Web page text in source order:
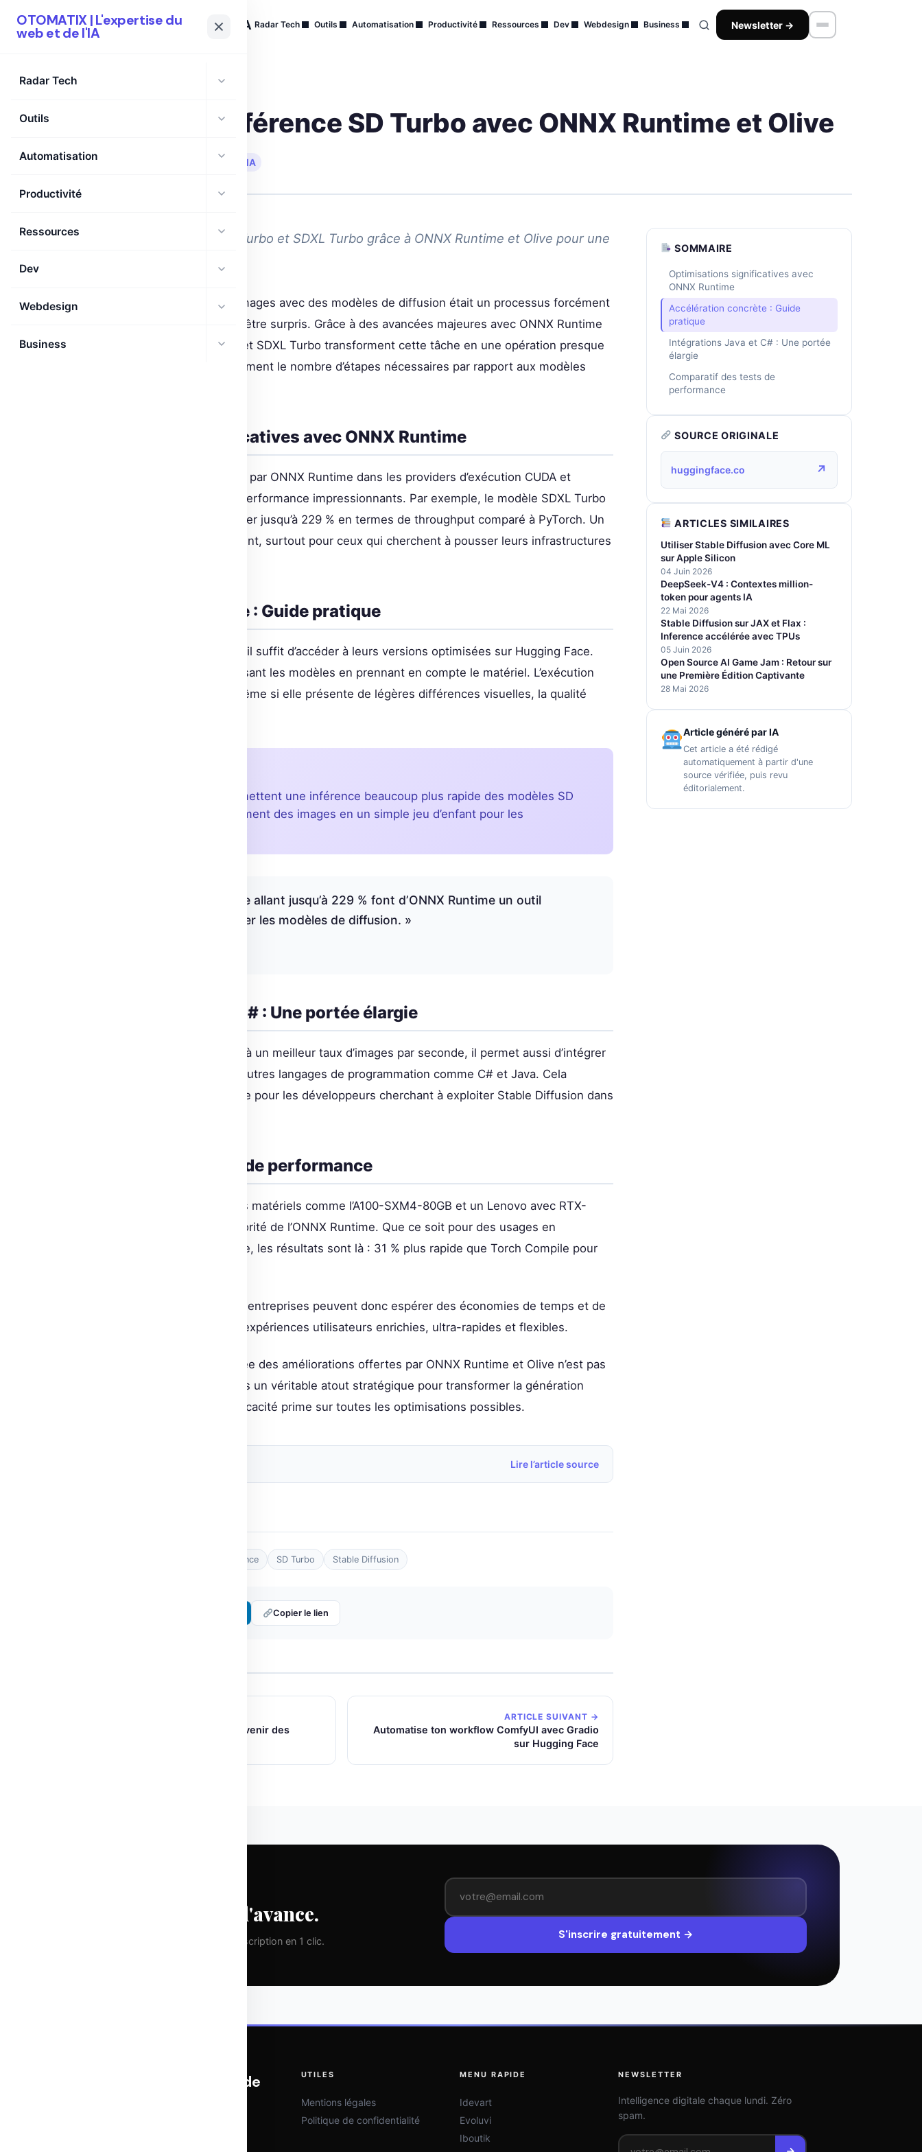
OTOMATIX| L'expertise du web et de l'IA Radar Tech Outils Automatisation Productivité Ressources Dev Webdesign Business Newsletter →
OTOMATIX | L'expertise du
web et de l'IA
Radar Tech
Outils
Automatisation
Productivité
Ressources
Dev
Webdesign
Business
Améliorer l’inférence SD Turbo avec ONNX Runtime et Olive
🗓 24 Mai 2026 ⏱ 9 min de lecture IA
Boostez vos modèles SD Turbo et SDXL Turbo grâce à ONNX Runtime et Olive pour une
Si tu pensais que générer des images avec des modèles de diffusion était un processus forcément
long et complexe, prépare-toi à être surpris. Grâce à des avancées majeures avec ONNX Runtime
et Olive, les modèles SD Turbo et SDXL Turbo transforment cette tâche en une opération presque
instantanée, réduisant drastiquement le nombre d’étapes nécessaires par rapport aux modèles
Optimisations significatives avec ONNX Runtime
Les optimisations implémentées par ONNX Runtime dans les providers d’exécution CUDA et
TensorRT offrent des gains de performance impressionnants. Par exemple, le modèle SDXL Turbo
a vu ses performances augmenter jusqu’à 229 % en termes de throughput comparé à PyTorch. Un
chiffre qui ne laisse pas indifférent, surtout pour ceux qui cherchent à pousser leurs infrastructures
Accélération concrète : Guide pratique
Pour intégrer ces améliorations, il suffit d’accéder à leurs versions optimisées sur Hugging Face.
Olive joue ici un rôle key, optimisant les modèles en prennant en compte le matériel. L’exécution
avec fp16 VAE est conseillée, même si elle présente de légères différences visuelles, la qualité
ONNX Runtime et Olive permettent une inférence beaucoup plus rapide des modèles SD
Turbo, transformant le traitement des images en un simple jeu d’enfant pour les
« Les gains de performance allant jusqu’à 229 % font d’ONNX Runtime un outil
incontournable pour booster les modèles de diffusion. »
Intégrations Java et C# : Une portée élargie
ONNX Runtime ne se limite pas à un meilleur taux d’images par seconde, il permet aussi d’intégrer
facilement ces modèles dans d’autres langages de programmation comme C# et Java. Cela
représente un atout considérable pour les développeurs cherchant à exploiter Stable Diffusion dans
Comparatif des tests de performance
Les benchmarks réalisés sur des matériels comme l’A100-SXM4-80GB et un Lenovo avec RTX-
4090 GPU démontrent la supériorité de l’ONNX Runtime. Que ce soit pour des usages en
dynamique ou en format statique, les résultats sont là : 31 % plus rapide que Torch Compile pour
En adoptant ONNX Runtime, les entreprises peuvent donc espérer des économies de temps et de
ressources, tout en offrant des expériences utilisateurs enrichies, ultra-rapides et flexibles.
Finalement, l’adoption généralisée des améliorations offertes par ONNX Runtime et Olive n’est pas
qu’une question de chiffres, mais un véritable atout stratégique pour transformer la génération
d’images via diffusion, là où l’efficacité prime sur toutes les optimisations possibles.
Lire l’article source
performance SD Turbo Stable Diffusion
Copier le lien
Optimisation par Préférences : l’Avenir des
ARTICLE SUIVANT →
Automatise ton workflow ComfyUI avec Gradio
sur Hugging Face
SOMMAIRE
Optimisations significatives avec
ONNX Runtime
Accélération concrète : Guide
pratique
Intégrations Java et C# : Une portée
élargie
Comparatif des tests de
performance
SOURCE ORIGINALE
huggingface.co ↗
ARTICLES SIMILAIRES
Utiliser Stable Diffusion avec Core ML
sur Apple Silicon
04 Juin 2026
DeepSeek-V4 : Contextes million-
token pour agents IA
22 Mai 2026
Stable Diffusion sur JAX et Flax :
Inference accélérée avec TPUs
05 Juin 2026
Open Source AI Game Jam : Retour sur
une Première Édition Captivante
28 Mai 2026
Article généré par IA
Cet article a été rédigé
automatiquement à partir d'une
source vérifiée, puis revu
éditorialement.
Prenez une longueur d'avance.
Pas de spam. Que de la valeur pure. Désinscription en 1 clic. S'inscrire gratuitement →
OTOMATIX | L'expertise du web et de
UTILES
Mentions légales
Politique de confidentialité
MENU RAPIDE
Idevart
Evoluvi
Iboutik
NEWSLETTER
Intelligence digitale chaque lundi. Zéro
spam.